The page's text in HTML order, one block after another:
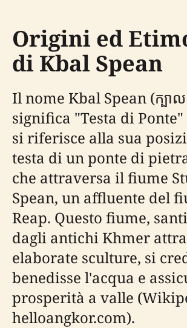
Origini ed
di Kbal Spean
Il nome Kbal Spean (ក្បាល
significa "Testa di
si riferisce alla sua
testa di un ponte di
che attraversa il fiume
Spean, un affluente del
Reap. Questo fiume,
dagli antichi Khmer
elaborate sculture, si
benedisse l'acqua e
prosperità a valle
helloangkor.com).